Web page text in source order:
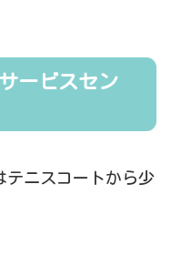
ービスセン
テニスコートから少